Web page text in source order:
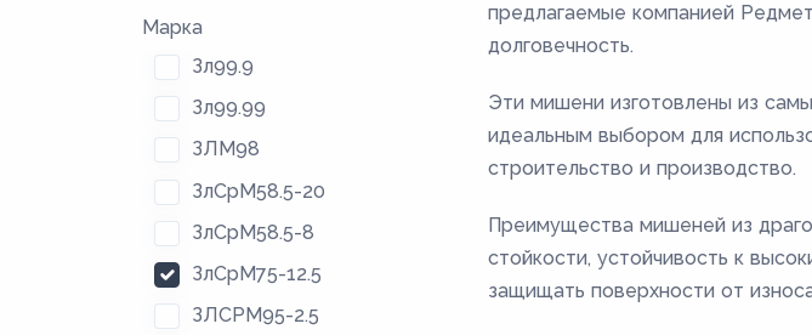
Марка
Зл99.9
Зл99.99
ЗЛМ98
ЗлСрМ58.5-20
ЗлСрМ58.5-8
ЗлСрМ75-12.5
ЗЛСРМ95-2.5
предлагаемые компанией
долговечность.
Эти мишени изготовлены из
идеальным выбором для
строительство и производство.
Преимущества мишеней из
стойкости, устойчивость к
защищать поверхности от